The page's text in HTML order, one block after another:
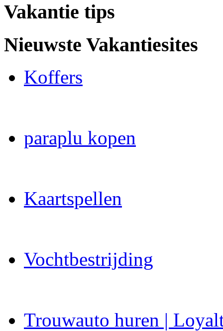
Vakantie tips
Nieuwste Vakantiesites
Koffers
paraplu kopen
Kaartspellen
Vochtbestrijding
Trouwauto huren |